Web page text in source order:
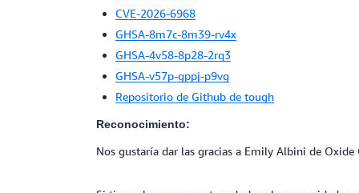
CVE-2026-6968
GHSA-8m7c-8m39-rv4x
GHSA-4v58-8p28-2rq3
GHSA-v57p-gppj-p9vg
Repositorio de Github de tough
Reconocimiento:
Nos gustaría dar las gracias a Emily Albini de